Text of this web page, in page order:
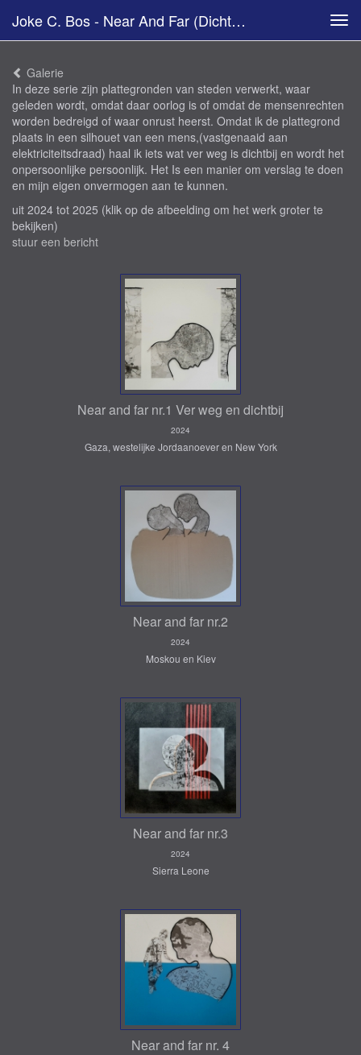
Joke C. Bos - Near And Far (Dichtbij En Ver Weg)
Galerie
In deze serie zijn plattegronden van steden verwerkt, waar
geleden wordt, omdat daar oorlog is of omdat de mensenrechten
worden bedreigd of waar onrust heerst. Omdat ik de plattegrond
plaats in een silhouet van een mens,(vastgenaaid aan
elektriciteitsdraad) haal ik iets wat ver weg is dichtbij en wordt het
onpersoonlijke persoonlijk. Het Is een manier om verslag te doen
en mijn eigen onvermogen aan te kunnen.
uit 2024 tot 2025 (klik op de afbeelding om het werk groter te
bekijken)
stuur een bericht
Near and far nr.1 Ver weg en dichtbij
2024
Gaza, westelijke Jordaanoever en New York
Near and far nr.2
2024
Moskou en Kiev
Near and far nr.3
2024
Sierra Leone
Near and far nr. 4